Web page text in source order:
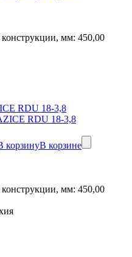
мм: 450,00
RDU 18-3,8
корзинуВ корзине
мм: 450,00